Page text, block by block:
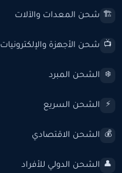
🏗️ شحن المعدات والآلات
📺 شحن الأجهزة والإلكترونيات
❄️ الشحن المبرد
⚡ الشحن السريع
💰 الشحن الاقتصادي
👤 الشحن الدولي للأفراد